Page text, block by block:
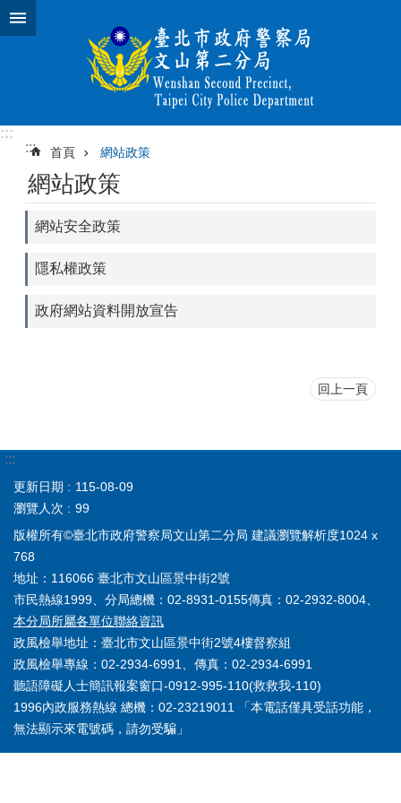
跳到主要內容區塊
:::
:::
首頁 網站政策
網站政策
網站安全政策
隱私權政策
政府網站資料開放宣告
回上一頁
:::
更新日期
115-08-09
瀏覽人次
99
版權所有©臺北市政府警察局文山第二分局 建議瀏覽解析度1024 x
768
地址：116066 臺北市文山區景中街2號
市民熱線1999、分局總機：02-8931-0155傳真：02-2932-8004、
本分局所屬各單位聯絡資訊
政風檢舉地址：臺北市文山區景中街2號4樓督察組
政風檢舉專線：02-2934-6991、傳真：02-2934-6991
聽語障礙人士簡訊報案窗口-0912-995-110(救救我-110)
1996內政服務熱線 總機：02-23219011 「本電話僅具受話功能，
無法顯示來電號碼，請勿受騙」